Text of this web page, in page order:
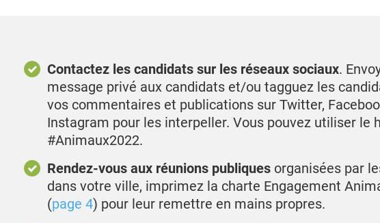
Contactez les candidats sur les réseaux sociaux.
message privé aux candidats et/ou tagguez les
vos commentaires et publications sur Twitter,
Instagram pour les interpeller. Vous pouvez utiliser le
#Animaux2022.
Rendez-vous aux réunions publiques organisées par
dans votre ville, imprimez la charte Engagement
(page 4) pour leur remettre en mains propres.